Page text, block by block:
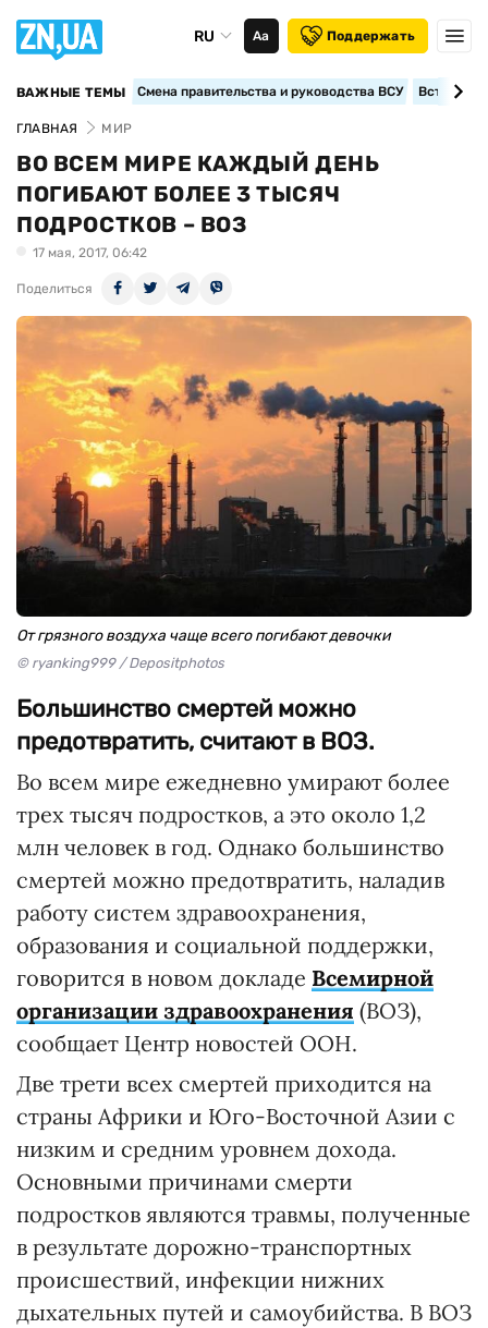
RU Аа Поддержать
ВАЖНЫЕ ТЕМЫ Смена правительства и руководства ВСУ
ГЛАВНАЯ МИР
ВО ВСЕМ МИРЕ КАЖДЫЙ ДЕНЬ
ПОГИБАЮТ БОЛЕЕ 3 ТЫСЯЧ
ПОДРОСТКОВ – ВОЗ
17 мая, 2017, 06:42
Поделиться
От грязного воздуха чаще всего погибают девочки
© ryanking999 / Depositphotos
Большинство смертей можно
предотвратить, считают в ВОЗ.
Во всем мире ежедневно умирают более
трех тысяч подростков, а это около 1,2
млн человек в год. Однако большинство
смертей можно предотвратить, наладив
работу систем здравоохранения,
образования и социальной поддержки,
говорится в новом докладе Всемирной
организации здравоохранения (ВОЗ),
сообщает Центр новостей ООН.
Две трети всех смертей приходится на
страны Африки и Юго-Восточной Азии с
низким и средним уровнем дохода.
Основными причинами смерти
подростков являются травмы, полученные
в результате дорожно-транспортных
происшествий, инфекции нижних
дыхательных путей и самоубийства. В ВОЗ